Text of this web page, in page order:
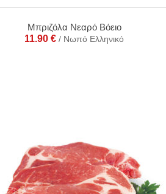
Μπριζόλα Νεαρό Βόειο
11.90€ / Νωπό Ελληνικό